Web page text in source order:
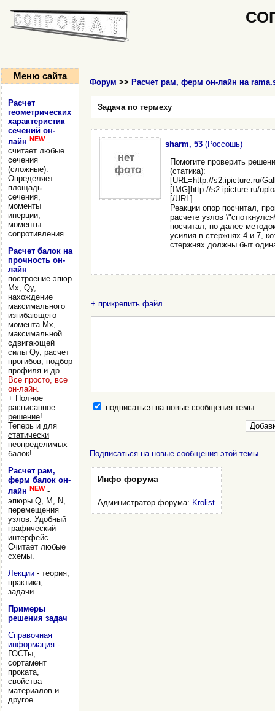
Меню сайта
Расчет
геометрических
характеристик
сечений он-
лайн NEW -
считает любые
сечения
(сложные).
Определяет:
площадь
сечения,
моменты
инерции,
моменты
сопротивления.
Расчет балок на
прочность он-
лайн -
построение эпюр
Mx, Qy,
нахождение
максимального
изгибающего
момента Mx,
максимальной
сдвигающей
силы Qy, расчет
прогибов, подбор
профиля и др.
Все просто, все
он-лайн.
+ Полное
расписанное
решение!
Теперь и для
статически
неопределимых
балок!
Расчет рам,
ферм балок он-
лайн NEW -
эпюры Q, M, N,
перемещения
узлов. Удобный
графический
интерфейс.
Считает любые
схемы.
Лекции - теория,
практика,
задачи...
Примеры
решения задач
Справочная
информация -
ГОСТы,
сортамент
проката,
свойства
материалов и
другое.
Форум >> Расчет рам, ферм он-лайн на
Задача по термеху
sharm, 53 (Россошь)
Помогите проверить
(статика):
[URL=http://s2.ipicture.ru/
[IMG]http://s2.ipicture.ru/
[/URL]
Реакции опор посчитал,
расчете узлов
посчитал, но далее
усилия в стержнях 4 и 7,
стержнях должны быт
+ прикрепить файл
подписаться на новые сообщения темы
Подписаться на новые сообщения этой темы
Инфо форума
Администратор форума: Krolist